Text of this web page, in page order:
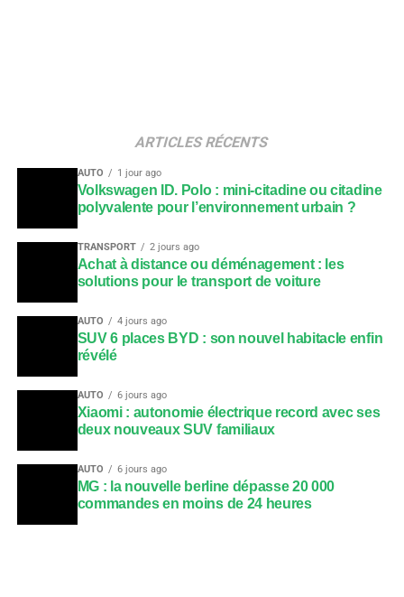
ARTICLES RÉCENTS
AUTO 1 jour ago
Volkswagen ID. Polo : mini-citadine ou citadine
polyvalente pour l’environnement urbain ?
TRANSPORT 2 jours ago
Achat à distance ou déménagement : les
solutions pour le transport de voiture
AUTO 4 jours ago
SUV 6 places BYD : son nouvel habitacle enfin
révélé
AUTO 6 jours ago
Xiaomi : autonomie électrique record avec ses
deux nouveaux SUV familiaux
AUTO 6 jours ago
MG : la nouvelle berline dépasse 20 000
commandes en moins de 24 heures